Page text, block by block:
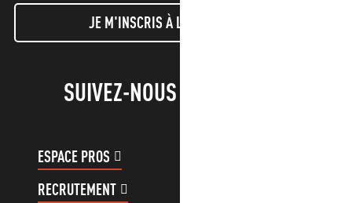
JE M'INSCRIS À LA NEWSLETTER
SUIVEZ-NOUS !
ESPACE PROS
RECRUTEMENT